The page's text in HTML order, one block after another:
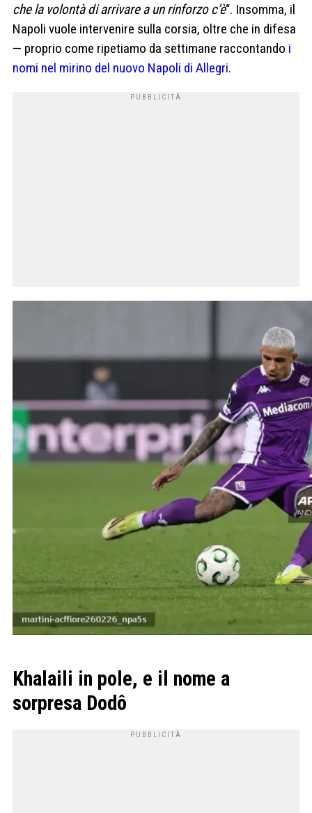
che la volontà di arrivare a un rinforzo c’è“. Insomma, il
Napoli vuole intervenire sulla corsia, oltre che in difesa
— proprio come ripetiamo da settimane raccontando i
nomi nel mirino del nuovo Napoli di Allegri.
Khalaili in pole, e il nome a
sorpresa Dodô